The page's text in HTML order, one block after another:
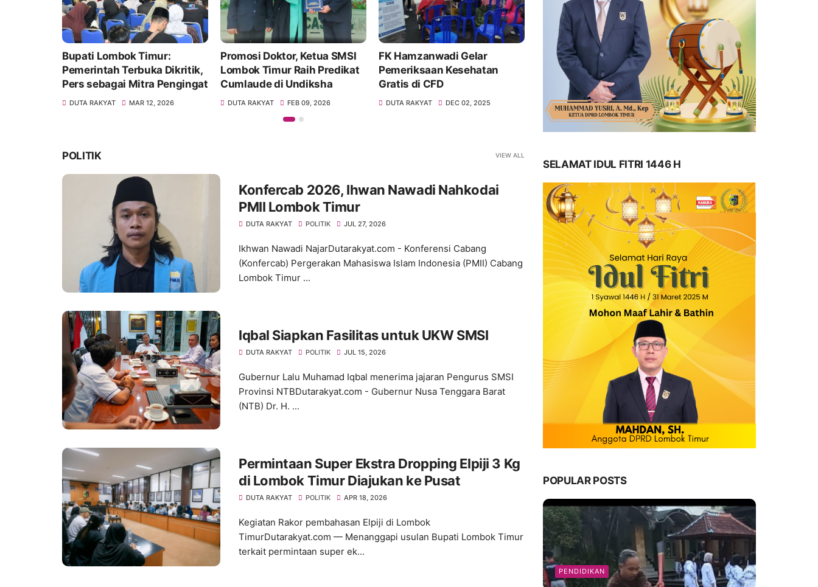
Promosi Doktor, Ketua SMSI
Lombok Timur Raih Predikat
Cumlaude di Undiksha
DUTA RAKYAT FEB 09, 2026
FK Hamzanwadi Gelar
Pemeriksaan Kesehatan
Gratis di CFD
DUTA RAKYAT DEC 02, 2025
Keren, Tim Paskib MAN 1
Lotim Raih Juara di Ajang
FORNAS VIII
DUTA RAKYAT JUL 28, 2025
PPPK PW Lingkup Dikbud
Lombok Timur Terima THR
DUTA RAKYAT MAR 20, 2026
Bupati Lombok Timur:
Pemerintah Terbuka
Pers sebagai Mitra
DUTA RAKYAT
POLITIK VIEW ALL
Konfercab 2026, Ihwan Nawadi Nahkodai
PMII Lombok Timur
DUTA RAKYAT POLITIK JUL 27, 2026
Ikhwan Nawadi NajarDutarakyat.com - Konferensi Cabang
(Konfercab) Pergerakan Mahasiswa Islam Indonesia (PMII) Cabang
Lombok Timur ...
Iqbal Siapkan Fasilitas untuk UKW SMSI
DUTA RAKYAT POLITIK JUL 15, 2026
Gubernur Lalu Muhamad Iqbal menerima jajaran Pengurus SMSI
Provinsi NTBDutarakyat.com - Gubernur Nusa Tenggara Barat
(NTB) Dr. H. ...
Permintaan Super Ekstra Dropping Elpiji 3 Kg
di Lombok Timur Diajukan ke Pusat
DUTA RAKYAT POLITIK APR 18, 2026
Kegiatan Rakor pembahasan Elpiji di Lombok
TimurDutarakyat.com — Menanggapi usulan Bupati Lombok Timur
terkait permintaan super ek...
SELAMAT IDUL FITRI 1446 H
POPULAR POSTS
PENDIDIKAN